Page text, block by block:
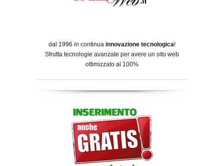
dal 1996 in continua innovazione tecnologica!
Sfrutta tecnologie avanzate per avere un sito web
ottimizzato al 100%